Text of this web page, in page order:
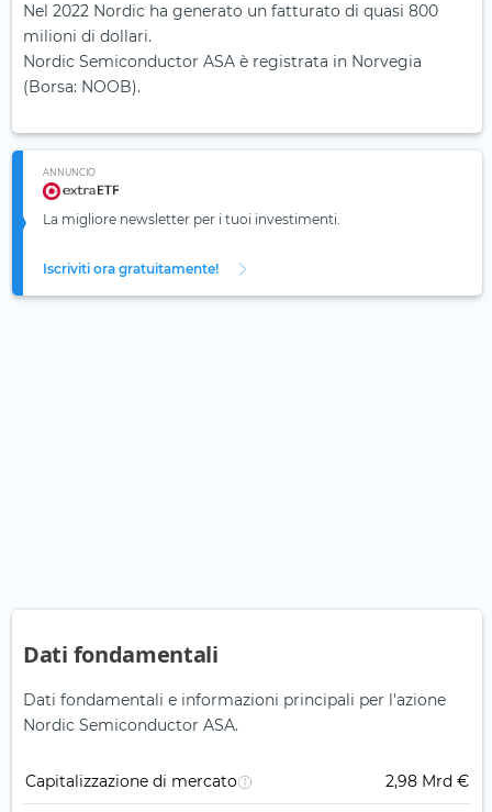
Nel 2022 Nordic ha generato un fatturato di quasi 800
milioni di dollari.
Nordic Semiconductor ASA è registrata in Norvegia
(Borsa: NOOB).
ANNUNCIO
La migliore newsletter per i tuoi investimenti.
Iscriviti ora gratuitamente!
Dati fondamentali
Dati fondamentali e informazioni principali per l'azione
Nordic Semiconductor ASA.
Capitalizzazione di mercato 2,98 Mrd €